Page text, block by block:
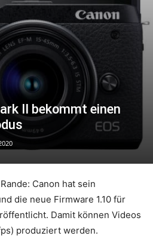
II bekommt einen
Canon hat sein
die neue Firmware 1.10 für
Damit können Videos
produziert werden.